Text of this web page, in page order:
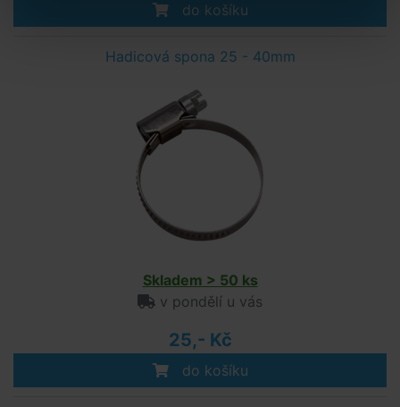
do košíku
Hadicová spona 25 - 40mm
Skladem > 50 ks
v pondělí u vás
25,- Kč
do košíku